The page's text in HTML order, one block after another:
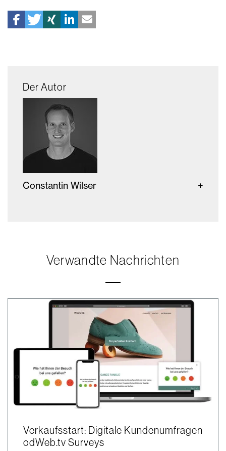
Der Autor
Constantin Wilser
Verwandte Nachrichten
Verkaufsstart: Digitale Kundenumfragen
odWeb.tv Surveys